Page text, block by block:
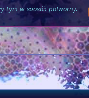
tym w sposób potworny.